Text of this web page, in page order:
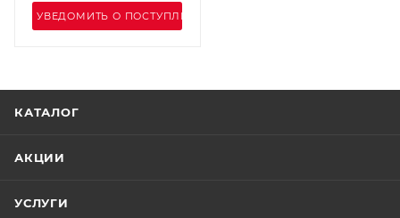
УВЕДОМИТЬ О ПОСТУПЛЕНИИ
КАТАЛОГ
АКЦИИ
УСЛУГИ